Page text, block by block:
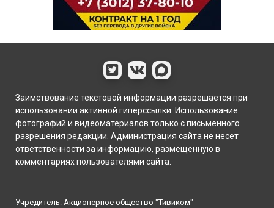
Заимствование текстовой информации разрешается при
использовании активной гиперссылки. Использование
фотографий и видеоматериалов только с письменного
разрешения редакции. Администрация сайта не несет
ответственности за информацию, размещенную в
комментариях пользователями сайта.
Учредитель: Акционерное общество "Тивиком"